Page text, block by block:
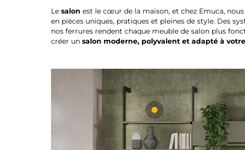
Le salon est le cœur de la maison, et chez Emuca,
en pièces uniques, pratiques et pleines de style. Des
nos ferrures rendent chaque meuble de salon plus
créer un salon moderne, polyvalent et adapté à